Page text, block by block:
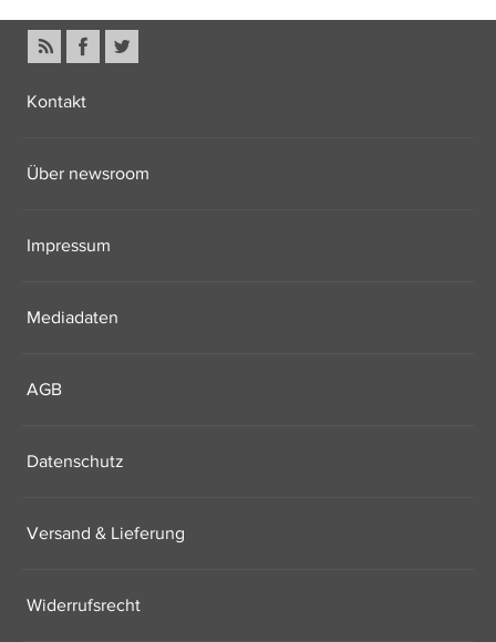
Kontakt
Über newsroom
Impressum
Mediadaten
AGB
Datenschutz
Versand & Lieferung
Widerrufsrecht